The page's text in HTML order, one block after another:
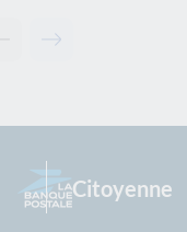
Contenu précédent -
Contenu suivant -
Citoyenne